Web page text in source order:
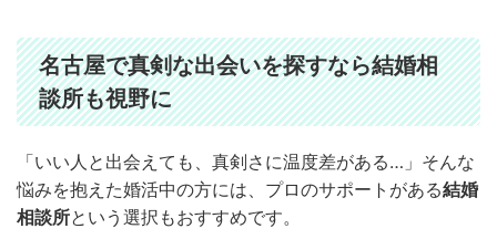
名古屋で真剣な出会いを探すなら結婚相
談所も視野に
「いい人と出会えても、真剣さに温度差がある…」そんな
悩みを抱えた婚活中の方には、プロのサポートがある結婚
相談所という選択もおすすめです。